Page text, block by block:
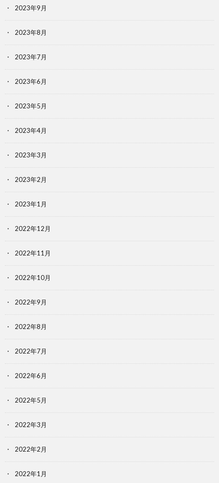
2023年9月
2023年8月
2023年7月
2023年6月
2023年5月
2023年4月
2023年3月
2023年2月
2023年1月
2022年12月
2022年11月
2022年10月
2022年9月
2022年8月
2022年7月
2022年6月
2022年5月
2022年3月
2022年2月
2022年1月